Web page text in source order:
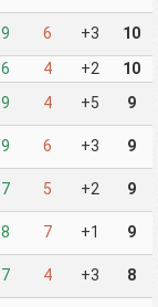
9 6 +3 10
6 4 +2 10
9 4 +5 9
9 6 +3 9
7 5 +2 9
8 7 +1 9
7 4 +3 8